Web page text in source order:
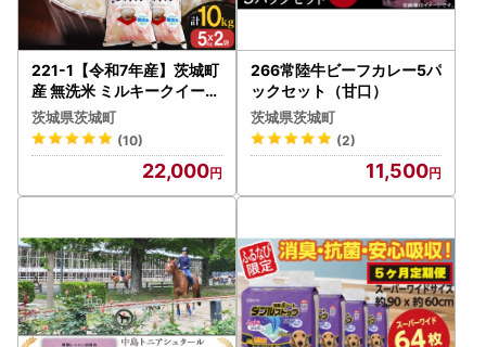
221-1【令和7年産】茨城町
産 無洗米 ミルキークイーン
10kg(5kg×2袋)【野口ライ
ス】
茨城県茨城町
(10)
22,000
266常陸牛ビーフカレー5パ
ックセット（甘口）
茨城県茨城町
(2)
11,500